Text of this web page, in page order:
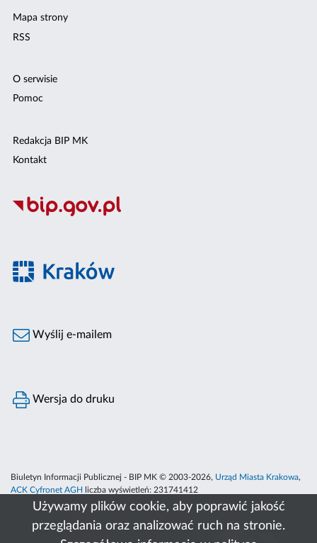
Używamy plików cookie, aby poprawić jakość
przeglądania oraz analizować ruch na stronie.
Mapa strony
RSS
O serwisie
Pomoc
Redakcja BIP MK
Kontakt
Wyślij e-mailem
Wersja do druku
Biuletyn Informacji Publicznej - BIP MK © 2003-2026, Urząd Miasta Krakowa,
ACK Cyfronet AGH
liczba wyświetleń: 231741412